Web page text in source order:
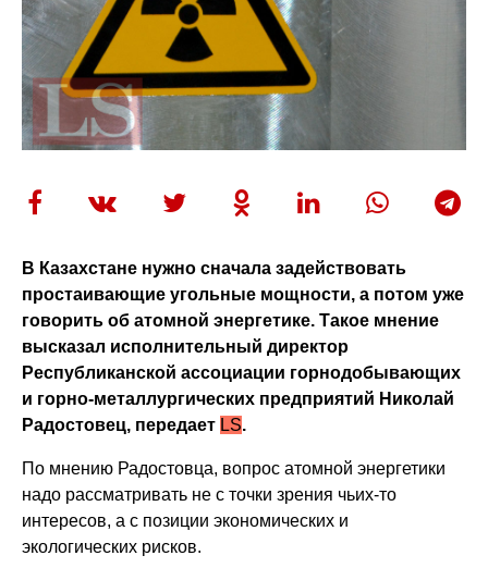
В Казахстане нужно сначала задействовать
простаивающие угольные мощности, а потом уже
говорить об атомной энергетике. Такое мнение
высказал исполнительный директор
Республиканской ассоциации горнодобывающих
и горно-металлургических предприятий Николай
Радостовец, передает LS.
По мнению Радостовца, вопрос атомной энергетики
надо рассматривать не с точки зрения чьих-то
интересов, а с позиции экономических и
экологических рисков.